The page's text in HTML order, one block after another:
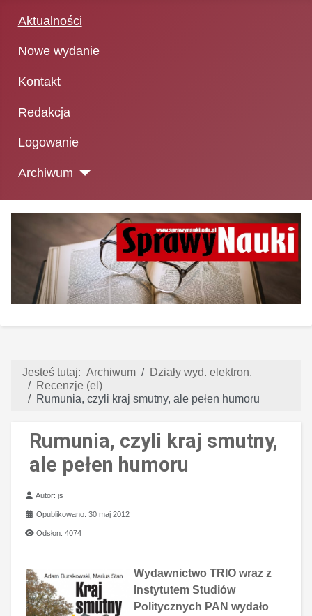
Aktualności
Nowe wydanie
Kontakt
Redakcja
Logowanie
Archiwum
Jesteś tutaj: Archiwum
Działy wyd. elektron.
Recenzje (el)
Rumunia, czyli kraj smutny, ale pełen humoru
Rumunia, czyli kraj smutny,
ale pełen humoru
Szczegóły
Autor:js
Opublikowano: 30 maj 2012
Odsłon: 4074
Wydawnictwo TRIO wraz z
Instytutem Studiów
Politycznych PAN wydało